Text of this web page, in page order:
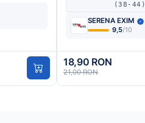
(38-44)
SERENA EXIM
9,5/10
18,90 RON
21,00 RON